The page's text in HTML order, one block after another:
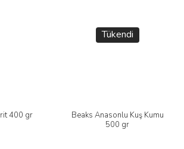
400 gr
Tükendi
Beaks Anasonlu Kuş Kumu
500 gr